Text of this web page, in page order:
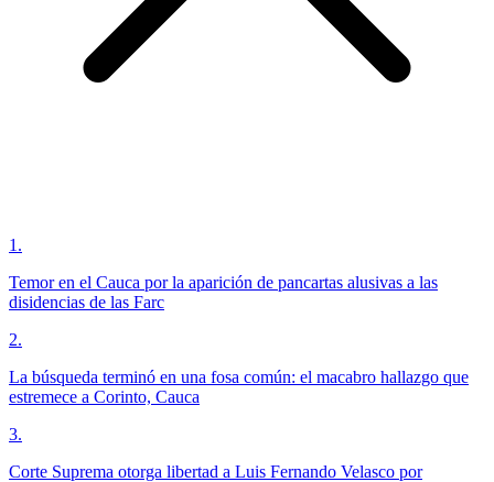
1 .
Temor en el Cauca por la aparición de pancartas alusivas a las
disidencias de las Farc
2.
La búsqueda terminó en una fosa común: el macabro hallazgo que
estremece a Corinto, Cauca
3.
Corte Suprema otorga libertad a Luis Fernando Velasco por